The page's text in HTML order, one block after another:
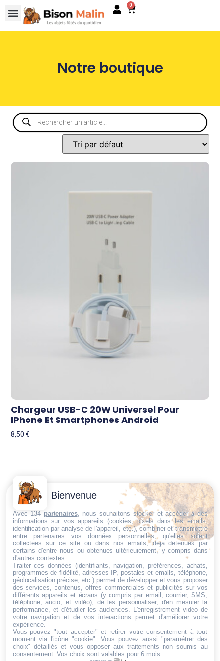
0
Notre boutique
Chargeur USB-C 20W Universel Pour
IPhone Et Smartphones Android
8,50€
Trouvez ce qu'il vous faut,
au bon endroit
Conditions
générales
de vente
Politique de
cookies
Politique de
confidentialité
Mentions
légales
Conditions de
retour et de
remboursement
Droit de
rétractation
Contactez-
Nous
Email:
dt@sasbms.fr
Bienvenue
Avec 134 partenaires, nous souhaitons stocker et accéder à des
informations sur vos appareils (cookies, pixels dans les emails,
identification par analyse de l'appareil, etc.), combiner et transmettre
entre partenaires vos données personnelles, qu'elles soient
collectées sur ce site ou dans nos emails, déjà détenues par
certains d'entre nous ou obtenues ultérieurement, y compris dans
d'autres contextes.
Traiter ces données (identifiants, navigation, préférences, achats,
programmes de fidélité, adresses IP, postales et emails, téléphone,
géolocalisation précise, etc.) permet de développer et vous proposer
des services, contenus, offres commerciales et publicités sur vos
différents appareils et écrans (y compris par email, courrier, SMS,
téléphone, audio, et vidéo), de les personnaliser, d'en mesurer la
performance, et d'étudier les audiences. L'enregistrement vidéo de
votre navigation et de vos interactions permet d'améliorer votre
expérience.
Vous pouvez "tout accepter" et retirer votre consentement à tout
moment via l'icône "cookie" . Vous pouvez aussi "paramétrer des
choix" détaillés et vous opposer aux traitements non soumis au
consentement. Vos choix sont valables pour 6 mois.